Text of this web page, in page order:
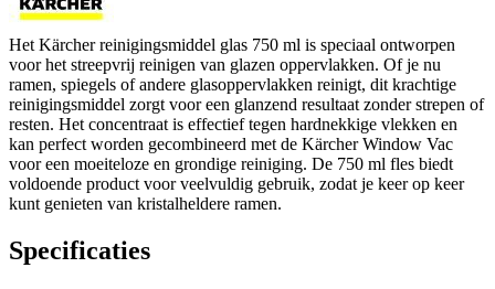
Het Kärcher reinigingsmiddel glas 750 ml is speciaal ontworpen
voor het streepvrij reinigen van glazen oppervlakken. Of je nu
ramen, spiegels of andere glasoppervlakken reinigt, dit krachtige
reinigingsmiddel zorgt voor een glanzend resultaat zonder strepen of
resten. Het concentraat is effectief tegen hardnekkige vlekken en
kan perfect worden gecombineerd met de Kärcher Window Vac
voor een moeiteloze en grondige reiniging. De 750 ml fles biedt
voldoende product voor veelvuldig gebruik, zodat je keer op keer
kunt genieten van kristalheldere ramen.
Specificaties